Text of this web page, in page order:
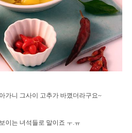
가니 그사이 고추가 바꼈더라구요~
이는 녀석들로 말이죠 ㅜ.ㅠ